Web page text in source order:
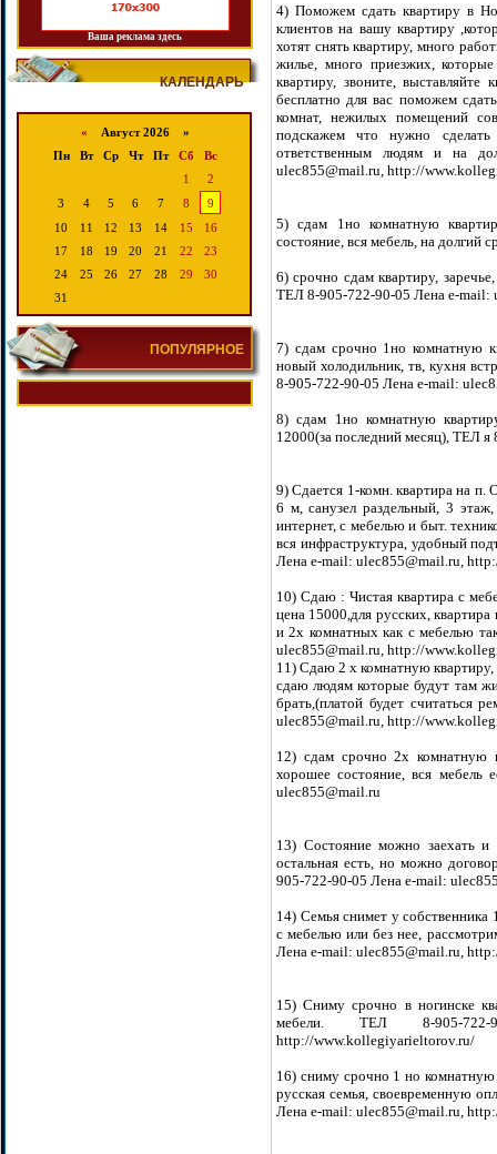
Ваша реклама здесь
КАЛЕНДАРЬ
« Август 2026 »
Пн
Вт Ср Чт Пт Сб
Вс
1
2
3
4 5 6 7 8
9
10
11 12 13 14 15
16
17
18 19 20 21 22
23
24
25 26 27 28 29
30
31
ПОПУЛЯРНОЕ
4) Поможем сдать квартиру в
клиентов на вашу квартиру
хотят снять квартиру, много
жилье, много приезжих,
квартиру, звоните,
бесплатно для вас поможем
комнат, нежилых помещений
подскажем что нужно
ответственным людям и на
ulec855@mail.ru, http://
5) сдам 1но комнатную
состояние, вся мебель, на
6) срочно сдам квартиру,
ТЕЛ 8-905-722-90-05 Лена e-
7) сдам срочно 1но комнатную
новый холодильник, тв, кухня
8-905-722-90-05 Лена e-mail:
8) сдам 1но комнатную
12000(за последний месяц), ТЕЛ
9) Сдается 1-комн. квартира на п.
6 м, санузел раздельный, 3
интернет, с мебелью и быт.
вся инфраструктура, удобный
Лена e-mail: ulec855@mail.ru,
10) Сдаю : Чистая квартира с
цена 15000,для русских,
и 2х комнатных как с мебелью
ulec855@mail.ru, http://
11) Сдаю 2 х комнатную квартиру,
сдаю людям которые будут там
брать,(платой будет считаться
ulec855@mail.ru, http://
12) сдам срочно 2х комнатную
хорошее состояние, вся
ulec855@mail.ru
13) Состояние можно заехать и
остальная есть, но можно
905-722-90-05 Лена e-mail:
14) Семья снимет у собственника
с мебелью или без нее,
Лена e-mail: ulec855@mail.ru,
15) Сниму срочно в ногинске
мебели. ТЕЛ 8-905-722-
http://www.kollegiyarieltorov.ru/
16) сниму срочно 1 но комнатную
русская семья, своевременную
Лена e-mail: ulec855@mail.ru,